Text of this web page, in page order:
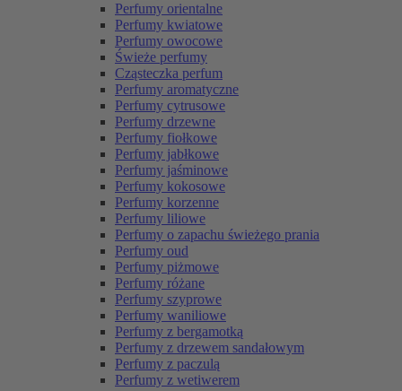
Perfumy orientalne
Perfumy kwiatowe
Perfumy owocowe
Świeże perfumy
Cząsteczka perfum
Perfumy aromatyczne
Perfumy cytrusowe
Perfumy drzewne
Perfumy fiołkowe
Perfumy jabłkowe
Perfumy jaśminowe
Perfumy kokosowe
Perfumy korzenne
Perfumy liliowe
Perfumy o zapachu świeżego prania
Perfumy oud
Perfumy piżmowe
Perfumy różane
Perfumy szyprowe
Perfumy waniliowe
Perfumy z bergamotką
Perfumy z drzewem sandałowym
Perfumy z paczulą
Perfumy z wetiwerem